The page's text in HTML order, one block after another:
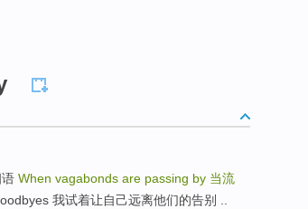
When vagabonds are passing by 当流
我试着让自己远离他们的告别 ..